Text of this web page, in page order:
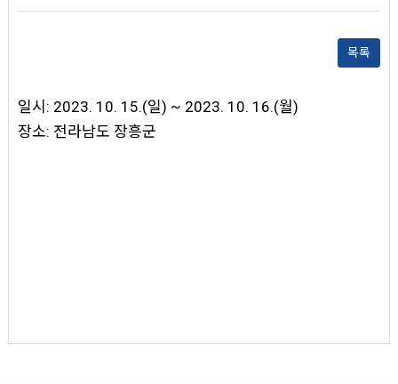
목록
일시: 2023. 10. 15.(일) ~ 2023. 10. 16.(월)
장소: 전라남도 장흥군